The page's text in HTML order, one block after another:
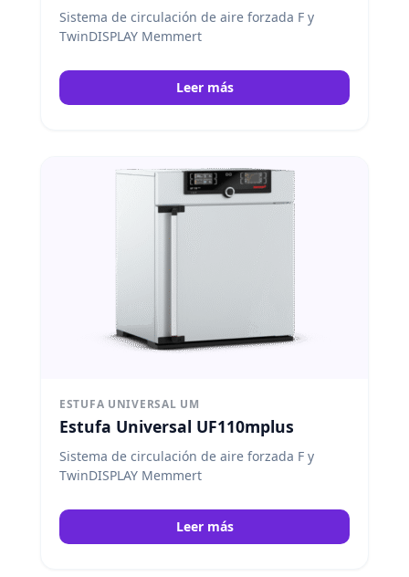
Sistema de circulación de aire forzada F y
TwinDISPLAY Memmert
Leer más
ESTUFA UNIVERSAL UM
Estufa Universal UF110mplus
Sistema de circulación de aire forzada F y
TwinDISPLAY Memmert
Leer más